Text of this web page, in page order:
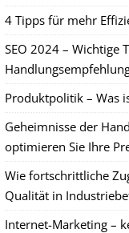
4 Tipps für mehr
SEO 2024 – Wichtige
Produktpolitik – Was
Geheimnisse der
optimieren Sie Ihre
Wie fortschrittliche
Qualität in
Internet-Marketing –